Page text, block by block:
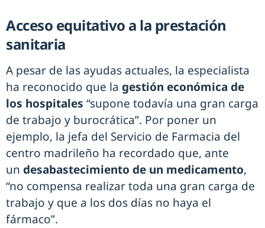
Acceso equitativo a la prestación
sanitaria
A pesar de las ayudas actuales, la especialista
ha reconocido que la gestión económica de
los hospitales “supone todavía una gran carga
de trabajo y burocrática”. Por poner un
ejemplo, la jefa del Servicio de Farmacia del
centro madrileño ha recordado que, ante
un desabastecimiento de un medicamento,
“no compensa realizar toda una gran carga de
trabajo y que a los dos días no haya el
fármaco”.